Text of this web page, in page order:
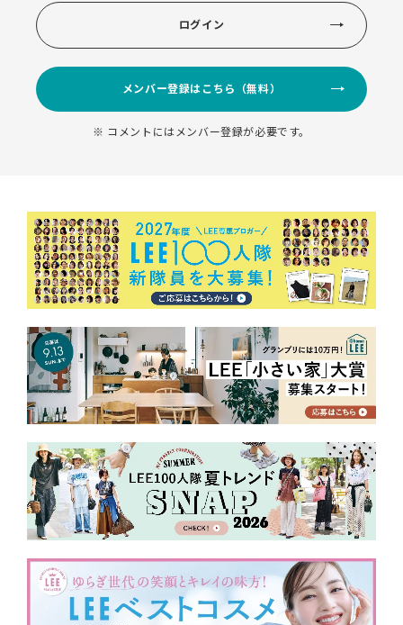
ログイン
メンバー登録はこちら（無料）
※ コメントにはメンバー登録が必要です。